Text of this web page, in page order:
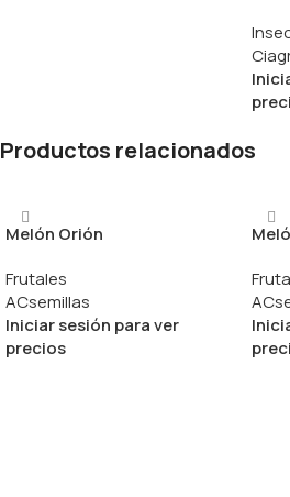
Productos relacionados
Melón Orión
Frutales
ACsemillas
Iniciar sesión para ver
precios